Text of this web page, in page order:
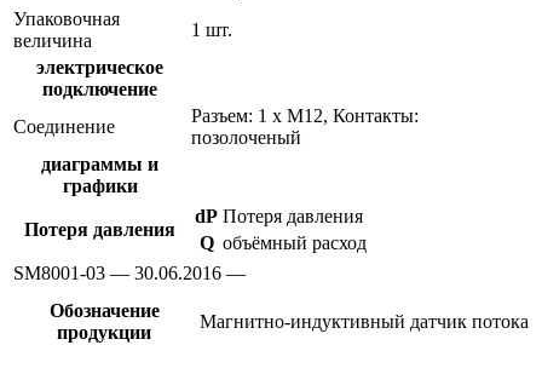
Упаковочная
величина
1 шт.
электрическое
подключение
Соединение
Разъем: 1 x M12, Контакты:
позолоченый
диаграммы и
графики
Потеря давления
dP Потеря давления
Q объёмный расход
SM8001-03 — 30.06.2016 —
Обозначение
продукции
Магнитно-индуктивный датчик потока